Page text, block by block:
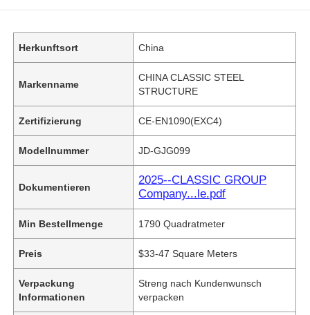
Herkunftsort China
Markenname
CHINA CLASSIC STEEL
STRUCTURE
Zertifizierung CE-EN1090(EXC4)
Modellnummer JD-GJG099
Dokumentieren
2025--CLASSIC GROUP
Company...le.pdf
Min Bestellmenge 1790 Quadratmeter
Preis $33-47 Square Meters
Verpackung
Informationen
Streng nach Kundenwunsch
verpacken